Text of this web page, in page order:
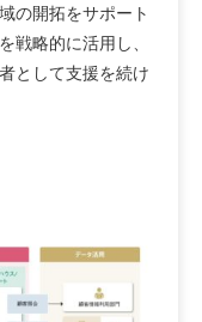
の開拓をサポート
戦略的に活用し、
として支援を続け